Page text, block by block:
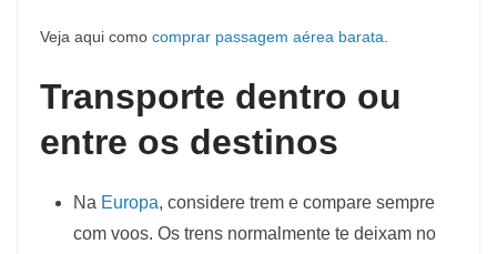
Veja aqui como comprar passagem aérea barata
Transporte dentro ou
entre os destinos
Na Europa, considere trem e compare sempre
com voos. Os trens normalmente te deixam no